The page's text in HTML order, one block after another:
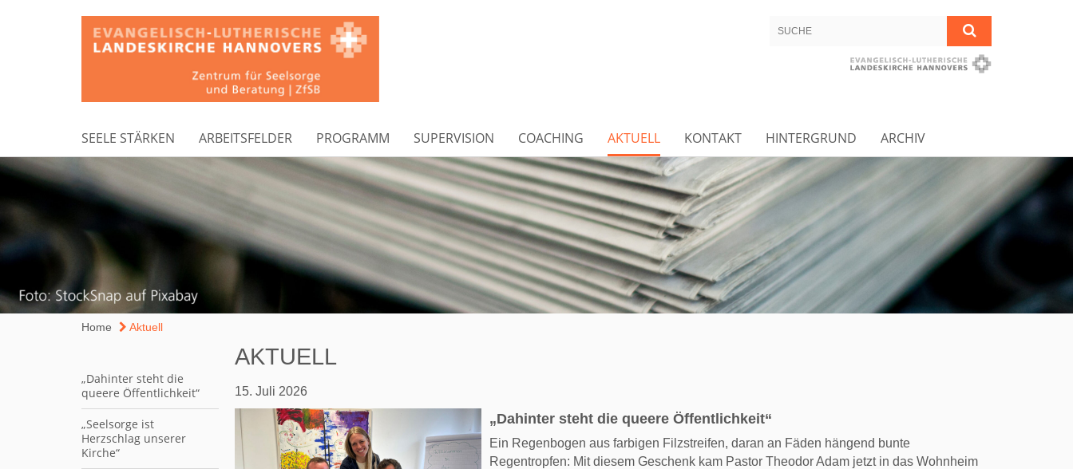
SEELE STÄRKEN ARBEITSFELDER PROGRAMM SUPERVISION COACHING AKTUELL KONTAKT HINTERGRUND ARCHIV
Home Aktuell
„Dahinter steht die
queere Öffentlichkeit“
„Seelsorge ist
Herzschlag unserer
Kirche“
AKTUELL
15. Juli 2026
„Dahinter steht die queere Öffentlichkeit“
Ein Regenbogen aus farbigen Filzstreifen, daran an Fäden hängend bunte
Regentropfen: Mit diesem Geschenk kam Pastor Theodor Adam jetzt in das Wohnheim